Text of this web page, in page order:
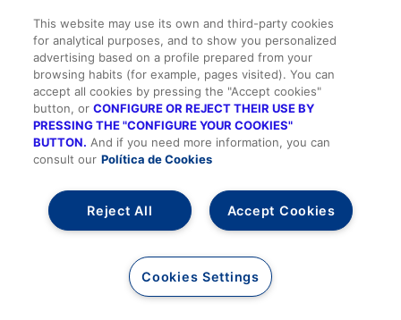
MARKETING 2022
Inmobiliaria de cercanía con enfoque social
Por Job Delgado
En Tucasacórdoba, siempre ha primado el carácter local.
Somos vecinos de los barrios en los que trabajamos,
compramos en sus comercios, y nos sentimos identificados y
lleva a poner sobre la mesa el papel que desempeñamos en la
sociedad.
Es para nosotros una enorme satisfacción estar presentes por
segunda edición consecutiva en Inmociónate, para presentar
nuestras propuestas de valor.
This website may use its own and third-party cookies
for analytical purposes, and to show you personalized
advertising based on a profile prepared from your
browsing habits (for example, pages visited). You can
accept all cookies by pressing the "Accept cookies"
button, orCONFIGURE OR REJECT THEIR USE BY
PRESSING THE "CONFIGURE YOUR COOKIES"
BUTTON. And if you need more information, you can
consult our Política de Cookies
Accept Cookies
Reject All
Cookies Settings